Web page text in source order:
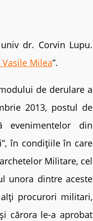
dr. Corvin Lupu.
Milea”.
de derulare a
2013, postul de
evenimentelor din
în condițiile în care
Militare, cel
unora dintre aceste
procurori militari,
cărora le-a aprobat